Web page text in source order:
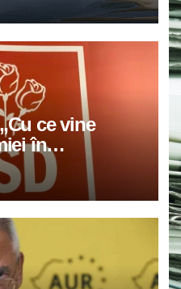
ce vine
în
de